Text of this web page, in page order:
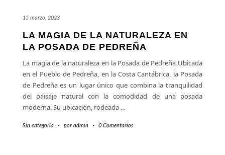
15 marzo, 2023
LA MAGIA DE LA NATURALEZA EN
LA POSADA DE PEDREÑA
La magia de la naturaleza en la Posada de Pedreña Ubicada
en el Pueblo de Pedreña, en la Costa Cantábrica, la Posada
de Pedreña es un lugar único que combina la tranquilidad
del paisaje natural con la comodidad de una posada
moderna. Su ubicación, rodeada …
Sin categoría - por admin - 0 Comentarios